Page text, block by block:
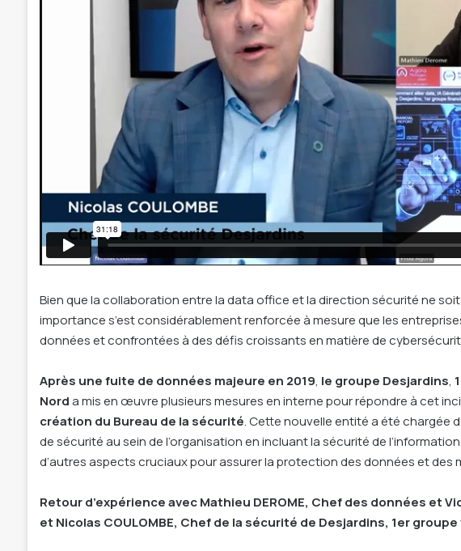
Bien que la collaboration entre la data office et la direction sécurité ne
importance s’est considérablement renforcée à mesure que les
données et confrontées à des défis croissants en matière de
Après une fuite de données majeure en 2019, le groupe Desjardins,
Norda mis en œuvre plusieurs mesures en interne pour répondre à cet
création du Bureau de la sécurité. Cette nouvelle entité a été chargée
de sécurité au sein de l’organisation en incluant la sécurité de
d’autres aspects cruciaux pour assurer la protection des données et des
Retour d’expérience avec Mathieu DEROME, Chef des données et
et Nicolas COULOMBE, Chef de la sécurité de Desjardins, 1er